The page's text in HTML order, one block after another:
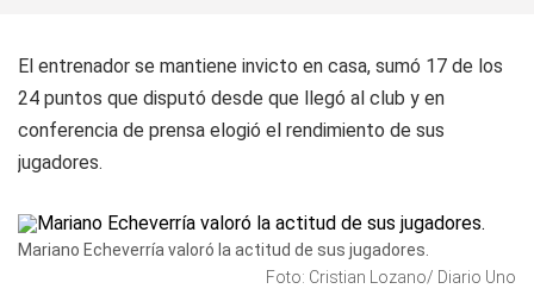
El entrenador se mantiene invicto en casa, sumó 17 de los
24 puntos que disputó desde que llegó al club y en
conferencia de prensa elogió el rendimiento de sus
jugadores.
Mariano Echeverría valoró la actitud de sus jugadores.
Foto: Cristian Lozano/ Diario Uno